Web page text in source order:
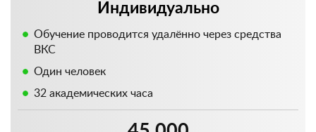
Индивидуально
Обучение проводится удалённо через средства
ВКС
Один человек
32 академических часа